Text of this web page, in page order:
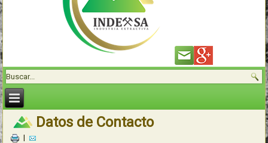
Datos de Contacto
|